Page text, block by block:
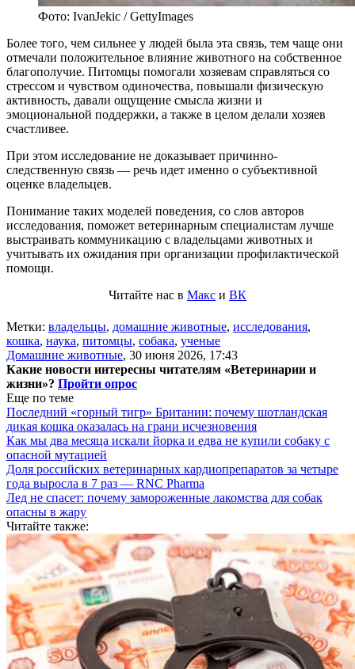
Фото: IvanJekic / GettyImages
Более того, чем сильнее у людей была эта связь, тем чаще они
отмечали положительное влияние животного на собственное
благополучие. Питомцы помогали хозяевам справляться со
стрессом и чувством одиночества, повышали физическую
активность, давали ощущение смысла жизни и
эмоциональной поддержки, а также в целом делали хозяев
счастливее.
При этом исследование не доказывает причинно-
следственную связь — речь идет именно о субъективной
оценке владельцев.
Понимание таких моделей поведения, со слов авторов
исследования, поможет ветеринарным специалистам лучше
выстраивать коммуникацию с владельцами животных и
учитывать их ожидания при организации профилактической
помощи.
Читайте нас в Макс и ВК
Метки: владельцы, домашние животные, исследования,
кошка, наука, питомцы, собака, ученые
Домашние животные, 30 июня 2026, 17:43
Какие новости интересны читателям «Ветеринарии и
жизни»? Пройти опрос
Еще по теме
Последний «горный тигр» Британии: почему шотландская
дикая кошка оказалась на грани исчезновения
Как мы два месяца искали йорка и едва не купили собаку с
опасной мутацией
Доля российских ветеринарных кардиопрепаратов за четыре
года выросла в 7 раз — RNC Pharma
Лед не спасет: почему замороженные лакомства для собак
опасны в жару
Читайте также: